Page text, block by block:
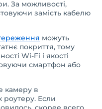
За можливості,
замість кабелю
можуть
покриття, тому
Wi-Fi і якості
смартфон або
камеру в
роутеру. Если